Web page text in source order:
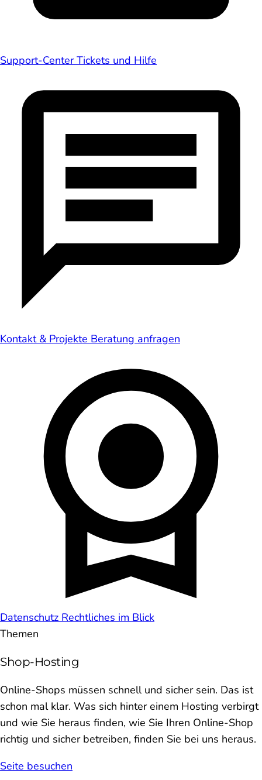
Support-Center Tickets und Hilfe
Kontakt & Projekte Beratung anfragen
Datenschutz Rechtliches im Blick
Themen
Shop-Hosting
Online-Shops müssen schnell und sicher sein. Das ist
schon mal klar. Was sich hinter einem Hosting verbirgt
und wie Sie heraus finden, wie Sie Ihren Online-Shop
richtig und sicher betreiben, finden Sie bei uns heraus.
Seite besuchen